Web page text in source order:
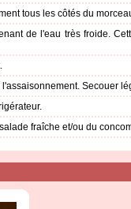
tous les côtés du
de l'eau très froide.
Secouer
fraîche et/ou du